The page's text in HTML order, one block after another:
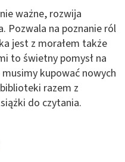
ważne, rozwija
Pozwala na poznanie ról
jest z morałem także
to świetny pomysł na
kupować nowych
razem z
do czytania.